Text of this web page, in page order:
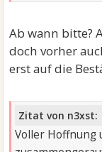
Ab wann bitte?
doch vorher
erst auf die
Zitat von n3xst:
Voller Hoffnung